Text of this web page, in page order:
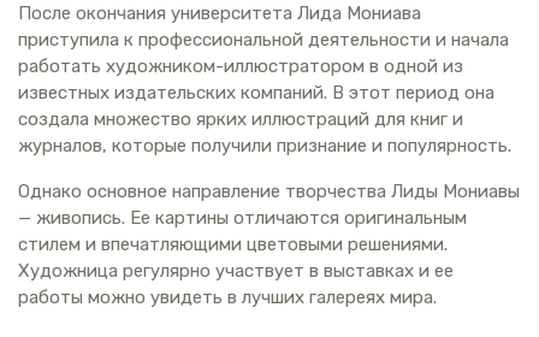
После окончания университета Лида Мониава
приступила к профессиональной деятельности и начала
работать художником-иллюстратором в одной из
известных издательских компаний. В этот период она
создала множество ярких иллюстраций для книг и
журналов, которые получили признание и популярность.
Однако основное направление творчества Лиды Мониавы
— живопись. Ее картины отличаются оригинальным
стилем и впечатляющими цветовыми решениями.
Художница регулярно участвует в выставках и ее
работы можно увидеть в лучших галереях мира.